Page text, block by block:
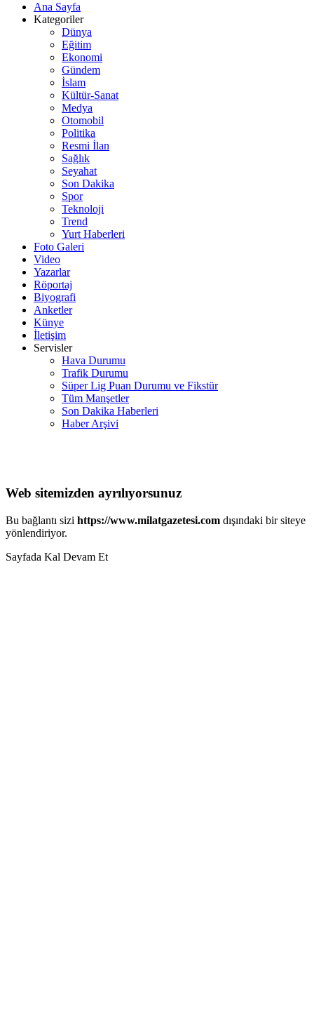
Ana Sayfa
Kategoriler
Dünya
Eğitim
Ekonomi
Gündem
İslam
Kültür-Sanat
Medya
Otomobil
Politika
Resmi İlan
Sağlık
Seyahat
Son Dakika
Spor
Teknoloji
Trend
Yurt Haberleri
Foto Galeri
Video
Yazarlar
Röportaj
Biyografi
Anketler
Künye
İletişim
Servisler
Hava Durumu
Trafik Durumu
Süper Lig Puan Durumu ve Fikstür
Tüm Manşetler
Son Dakika Haberleri
Haber Arşivi
Web sitemizden ayrılıyorsunuz
Bu bağlantı sizi https://www.milatgazetesi.com dışındaki bir siteye
yönlendiriyor.
Sayfada Kal Devam Et